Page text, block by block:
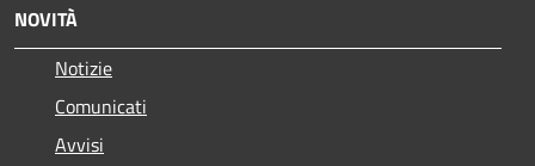
NOVITÀ
Notizie
Comunicati
Avvisi